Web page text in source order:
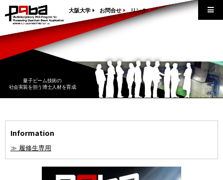
大阪大学 お問合せ リンク
量子ビーム技術の
社会実装を担う博士人材を育成
Information
≫ 履修生専用